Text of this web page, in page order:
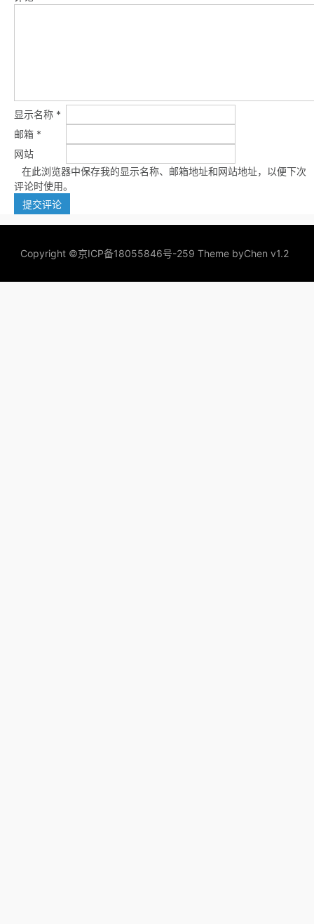
显示名称 *
邮箱 *
网站
在此浏览器中保存我的显示名称、邮箱地址和网站地址，以便下次
评论时使用。
Copyright ©京ICP备18055846号-259 Theme byChen v1.2